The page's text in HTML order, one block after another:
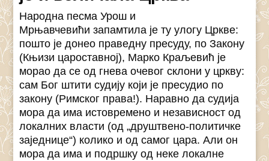
Народна песма Урош и
Мрњавчевићи запамтила је ту улогу Цркве:
пошто је донео праведну пресуду, по Закону
(Књизи цароставној), Марко Краљевић је
морао да се од гнева очевог склони у цркву:
сам Бог штити судију који је пресудио по
закону (Римског права!). Наравно да судија
мора да има истовремено и независност од
локалних власти (од „друштвено-политичке
заједнице“) колико и од самог цара. Али он
мора да има и подршку од неке локалне